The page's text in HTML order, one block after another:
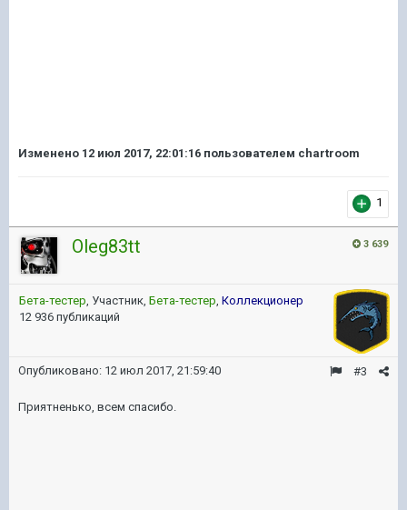
Изменено 12 июл 2017, 22:01:16 пользователем chartroom
1
3 639
Oleg83tt
Бета-тестер, Участник, Бета-тестер, Коллекционер
12 936 публикаций
#3
Опубликовано: 12 июл 2017, 21:59:40
Приятненько, всем спасибо.